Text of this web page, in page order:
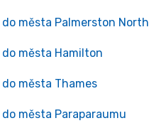
města Palmerston North
města Hamilton
města Thames
města Paraparaumu